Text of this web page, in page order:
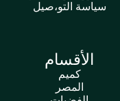
سياسة التو،صيل
الأقسام
كميم
المصر